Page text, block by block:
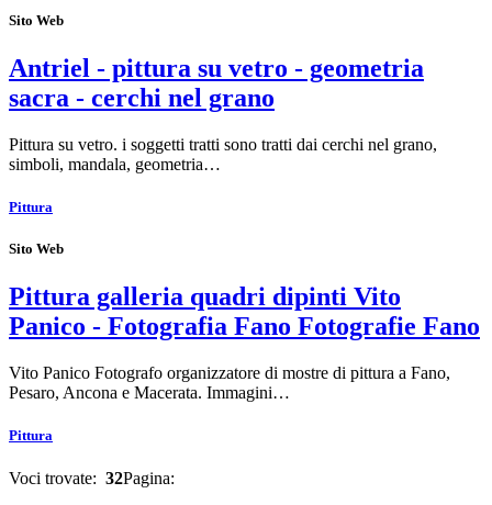
Sito Web
Antriel - pittura su vetro - geometria
sacra - cerchi nel grano
Pittura su vetro. i soggetti tratti sono tratti dai cerchi nel grano,
simboli, mandala, geometria…
Pittura
Sito Web
Pittura galleria quadri dipinti Vito
Panico - Fotografia Fano Fotografie Fano
Vito Panico Fotografo organizzatore di mostre di pittura a Fano,
Pesaro, Ancona e Macerata. Immagini…
Pittura
Voci trovate: 32Pagina: